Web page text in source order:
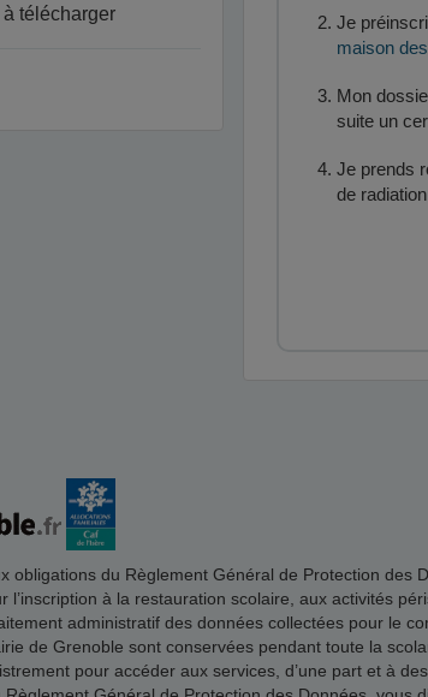
à télécharger Je
maison
Mon
suite un
Je prends
de
obligations du Règlement Général de Protection des
l’inscription à la restauration scolaire, aux activités
administratif des données collectées pour le
de Grenoble sont conservées pendant toute la
pour accéder aux services, d’une part et à